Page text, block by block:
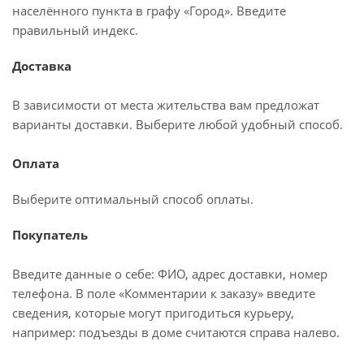
населённого пункта в графу «Город». Введите
правильный индекс.
Доставка
В зависимости от места жительства вам предложат
варианты доставки. Выберите любой удобный способ.
Оплата
Выберите оптимальный способ оплаты.
Покупатель
Введите данные о себе: ФИО, адрес доставки, номер
телефона. В поле «Комментарии к заказу» введите
сведения, которые могут пригодиться курьеру,
например: подъезды в доме считаются справа налево.